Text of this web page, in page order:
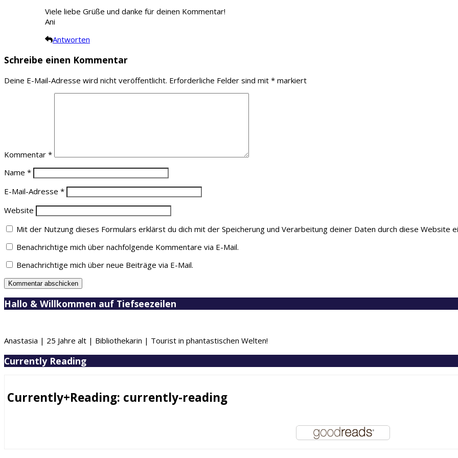
Viele liebe Grüße und danke für deinen Kommentar!
Ani
Antworten
Schreibe einen Kommentar
Deine E-Mail-Adresse wird nicht veröffentlicht. Erforderliche Felder sind mit * markiert
Kommentar *
Name *
E-Mail-Adresse *
Website
Mit der Nutzung dieses Formulars erklärst du dich mit der Speicherung und Verarbeitung deiner Daten durch diese Website
Benachrichtige mich über nachfolgende Kommentare via E-Mail.
Benachrichtige mich über neue Beiträge via E-Mail.
Hallo & Willkommen auf Tiefseezeilen
Anastasia | 25 Jahre alt | Bibliothekarin | Tourist in phantastischen Welten!
Currently Reading
Currently+Reading: currently-reading